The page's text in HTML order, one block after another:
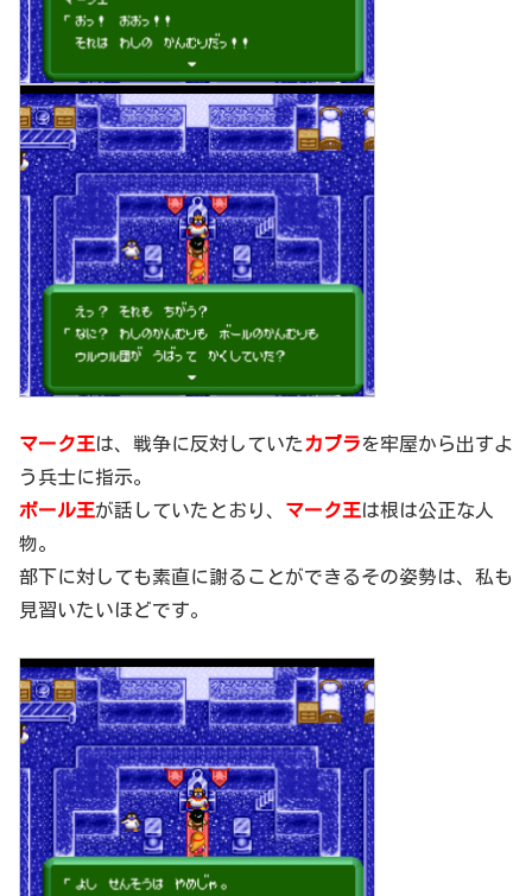
マーク王は、戦争に反対していたカブラを牢屋から出すよ
う兵士に指示。
ボール王が話していたとおり、 マーク王は根は公正な人
物。
部下に対しても素直に謝ることができるその姿勢は、私も
見習いたいほどです。